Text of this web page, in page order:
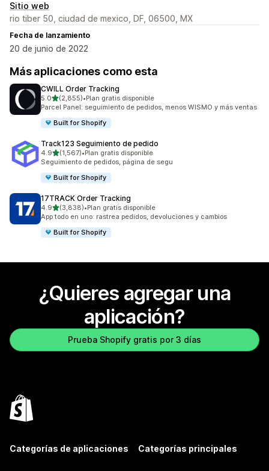
Sitio web
rio tiber 50, ciudad de mexico, DF, 06500, MX
Fecha de lanzamiento
20 de junio de 2022
Más aplicaciones como esta
CWILL Order Tracking
5.0de 5 estrellas
(2,855)
2855 reseñas en total
•Plan gratis disponible
Parcel Panel: seguimiento de pedidos, menos WISMO y más ventas
Built for Shopify
Track123 Seguimiento de pedido
4.9de 5 estrellas
(1,567)
1567 reseñas en total
•Plan gratis disponible
Seguimiento de pedidos, página de segu
Built for Shopify
17TRACK Order Tracking
4.9de 5 estrellas
(3,838)
3838 reseñas en total
•Plan gratis disponible
App todo en uno: rastrea pedidos, devoluciones y cambios
Built for Shopify
¿Quieres agregar una
aplicación?
Prueba Shopify gratis por 3 días
Categorías de aplicaciones Categorías principales